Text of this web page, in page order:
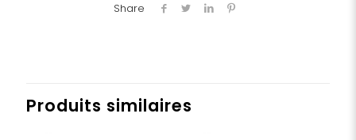
Share
Produits similaires